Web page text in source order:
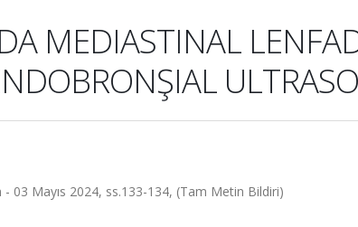
MEDIASTINAL
- 03 Mayıs 2024, ss.133-134, (Tam Metin Bildiri)